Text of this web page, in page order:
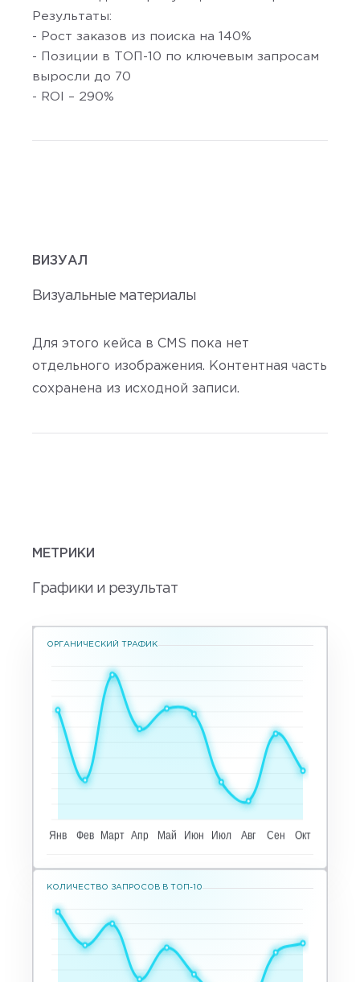
Результаты:
- Рост заказов из поиска на 140%
- Позиции в ТОП-10 по ключевым запросам
выросли до 70
- ROI – 290%
ВИЗУАЛ
Визуальные материалы
Для этого кейса в CMS пока нет
отдельного изображения. Контентная часть
сохранена из исходной записи.
МЕТРИКИ
Графики и результат
ОРГАНИЧЕСКИЙ ТРАФИК
КОЛИЧЕСТВО ЗАПРОСОВ В ТОП-10